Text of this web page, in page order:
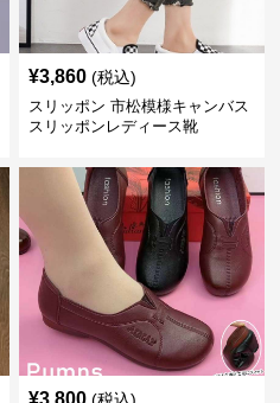
¥3,860 (税込)
スリッポン 市松模様キャンバス
スリッポンレディース靴
¥3,800 (税込)